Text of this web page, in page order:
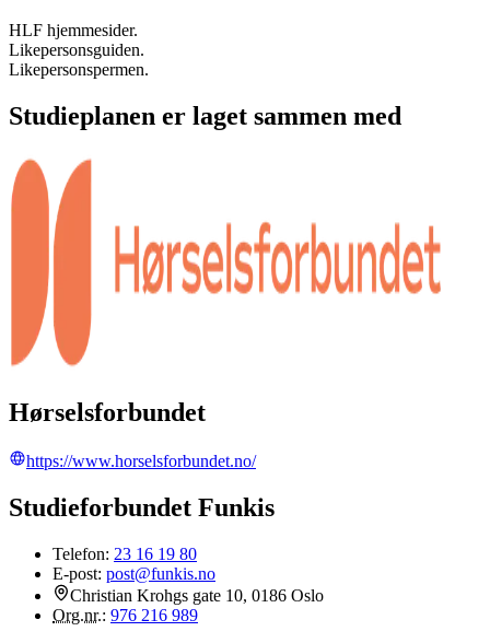
HLF hjemmesider.
Likepersonsguiden.
Likepersonspermen.
Studieplanen er laget sammen med
Hørselsforbundet
https://www.horselsforbundet.no/
Studieforbundet Funkis
Telefon: 23 16 19 80
E-post: post@funkis.no
Christian Krohgs gate 10, 0186 Oslo
Org.nr.: 976 216 989